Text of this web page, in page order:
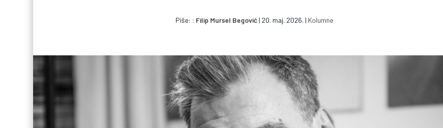
Piše: Filip Mursel Begović | 20. maj. 2026. | Kolumne